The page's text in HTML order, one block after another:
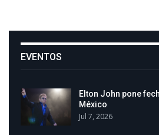
EVENTOS
Elton John pone
México
Jul 7, 2026